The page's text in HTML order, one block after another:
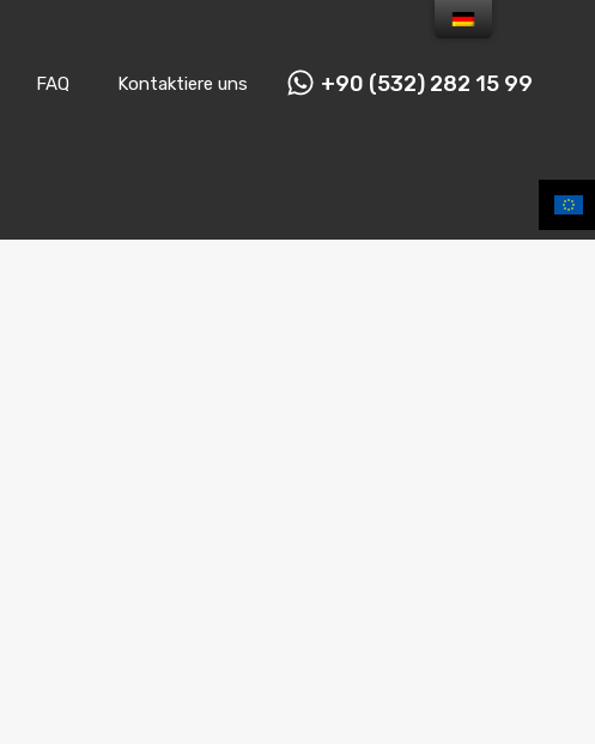
FAQ Kontaktiere uns +90 (532) 282 15 99